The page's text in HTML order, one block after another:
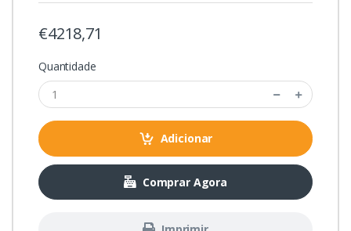
€4218,71
Quantidade
Adicionar
Comprar Agora